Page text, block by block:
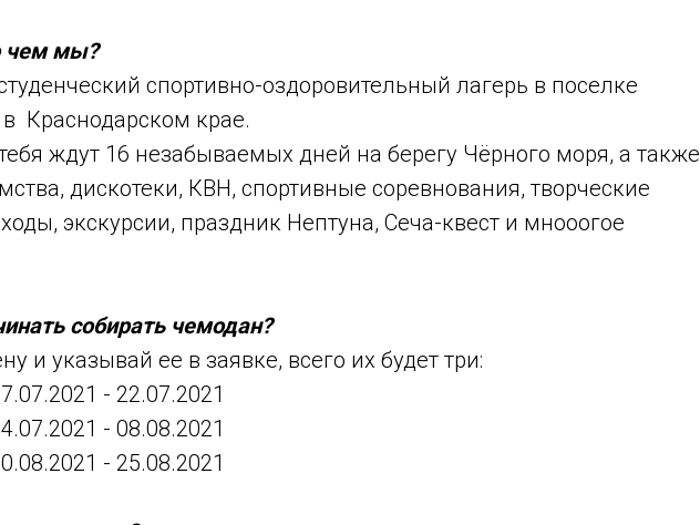
чем мы?
спортивно-оздоровительный лагерь в поселке
Краснодарском крае.
ждут 16 незабываемых дней на берегу Чёрного моря, а также
дискотеки, КВН, спортивные соревнования, творческие
экскурсии, праздник Нептуна, Сеча-квест и мнооогое
собирать чемодан?
и указывай ее в заявке, всего их будет три:
- 22.07.2021
- 08.08.2021
- 25.08.2021